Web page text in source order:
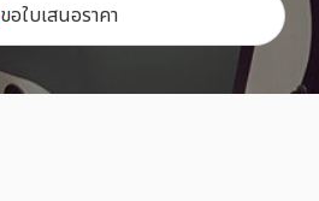
ขอใบเสนอราคา